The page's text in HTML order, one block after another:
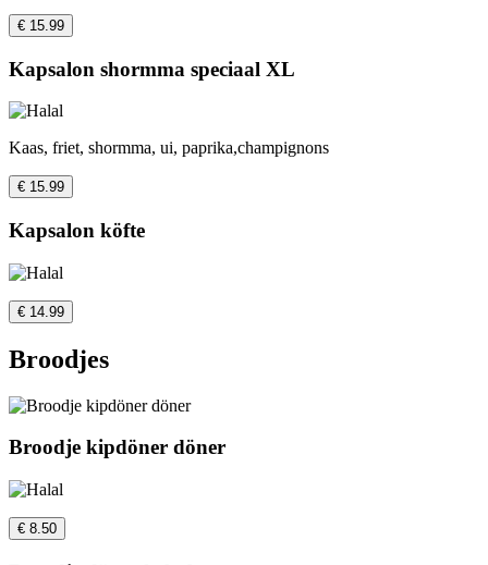
€ 15.99
Kapsalon shormma speciaal XL
Kaas, friet, shormma, ui, paprika,champignons
€ 15.99
Kapsalon köfte
€ 14.99
Broodjes
Broodje kipdöner döner
€ 8.50